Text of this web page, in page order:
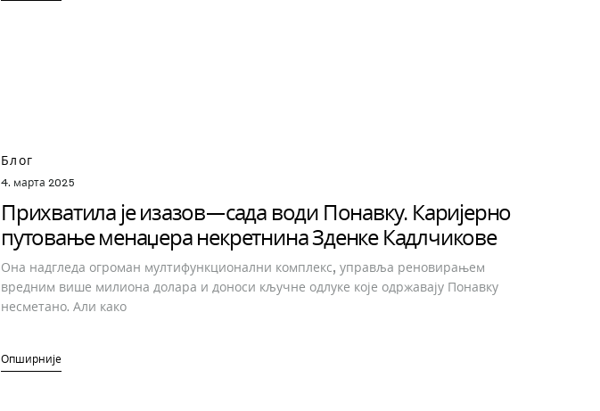
Блог
4. марта 2025
Прихватила је изазов—сада води Понавку. Каријерно
путовање менаџера некретнина Зденке Кадлчикове
Она надгледа огроман мултифункционални комплекс, управља реновирањем
вредним више милиона долара и доноси кључне одлуке које одржавају Понавку
несметано. Али како
Опширније